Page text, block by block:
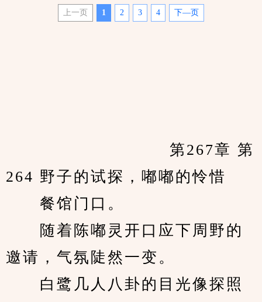
上一页 1 2 3 4 下—页
264 野子的试探，嘟嘟的怜惜
餐馆门口。
随着陈嘟灵开口应下周野的
邀请，气氛陡然一变。
白鹭几人八卦的目光像探照